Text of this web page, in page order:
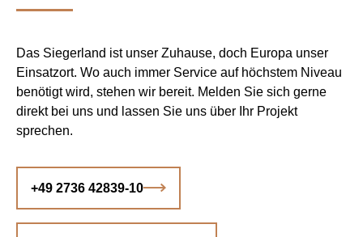
Das Siegerland ist unser Zuhause, doch Europa unser
Einsatzort. Wo auch immer Service auf höchstem Niveau
benötigt wird, stehen wir bereit. Melden Sie sich gerne
direkt bei uns und lassen Sie uns über Ihr Projekt
sprechen.
+49 2736 42839-10